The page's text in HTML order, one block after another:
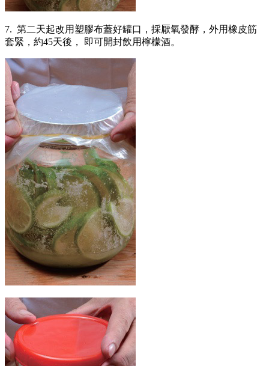
7. 第二天起改用塑膠布蓋好罐口，採厭氧發酵，外用橡皮筋
套緊，約45天後， 即可開封飲用檸檬酒。